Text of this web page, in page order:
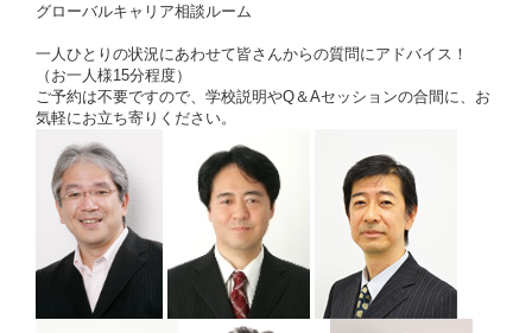
グローバルキャリア相談ルーム
一人ひとりの状況にあわせて皆さんからの質問にアドバイス！
（お一人様15分程度）
ご予約は不要ですので、学校説明やQ＆Aセッションの合間に、お
気軽にお立ち寄りください。